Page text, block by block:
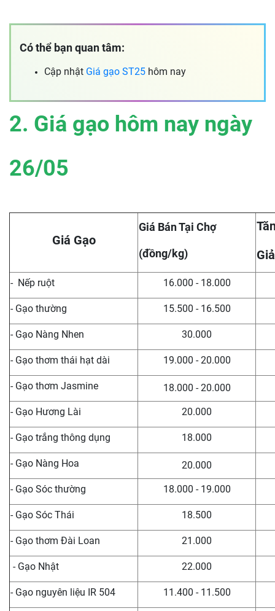
Có thể bạn quan tâm:
Cập nhật Giá gạo ST25 hôm nay
2. Giá gạo hôm nay ngày
26/05
Giá Gạo
Giá Bán Tại Chợ
(đồng/kg)
- Nếp ruột 16.000 - 18.000
- Gạo thường 15.500 - 16.500
- Gạo Nàng Nhen 30.000
- Gạo thơm thái hạt dài 19.000 - 20.000
- Gạo thơm Jasmine 18.000 - 20.000
- Gạo Hương Lài 20.000
- Gạo trắng thông dụng 18.000
- Gạo Nàng Hoa 20.000
- Gạo Sóc thường 18.000 - 19.000
- Gạo Sóc Thái 18.500
- Gạo thơm Đài Loan 21.000
- Gạo Nhật 22.000
- Gạo nguyên liệu IR 504 11.400 - 11.500